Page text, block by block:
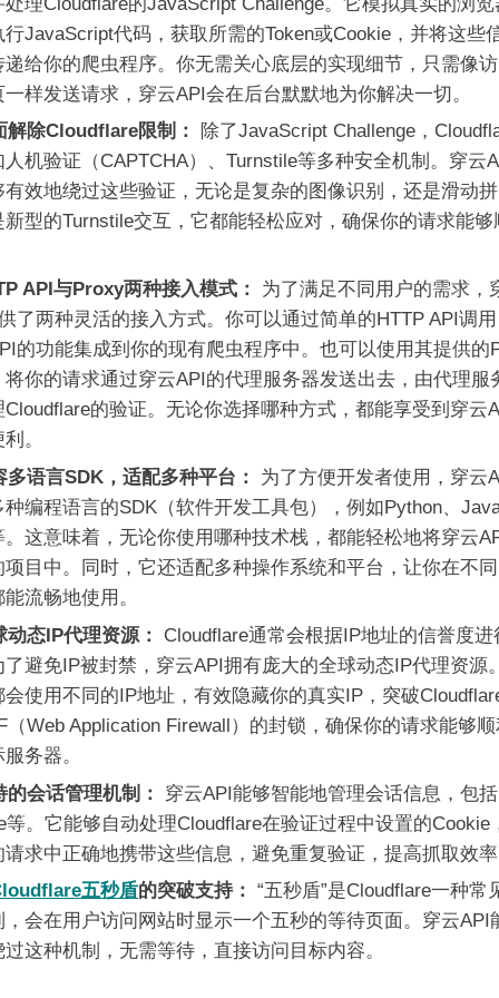
行JavaScript代码，获取所需的Token或Cookie，并将这些
递给你的爬虫程序。你无需关心底层的实现细节，只需像
样发送请求，穿云API会在后台默默地为你解决一切。
解除Cloudflare限制：
除了JavaScript Challenge，
人机验证（CAPTCHA）、Turnstile等多种安全机制。穿云
有效地绕过这些验证，无论是复杂的图像识别，还是滑动
新型的Turnstile交互，它都能轻松应对，确保你的请求能够
API与Proxy两种接入模式：
为了满足不同用户的需求，
了两种灵活的接入方式。你可以通过简单的HTTP API调
的功能集成到你的现有爬虫程序中。也可以使用其提供的
将你的请求通过穿云API的代理服务器发送出去，由代理服
Cloudflare的验证。无论你选择哪种方式，都能享受到穿云
。
多语言SDK，适配多种平台：
为了方便开发者使用，穿云
种编程语言的SDK（软件开发工具包），例如Python、
。这意味着，无论你使用哪种技术栈，都能轻松地将穿云
项目中。同时，它还适配多种操作系统和平台，让你在不
流畅地使用。
动态IP代理资源：
Cloudflare通常会根据IP地址的信誉度进
了避免IP被封禁，穿云API拥有庞大的全球动态IP代理资源
会使用不同的IP地址，有效隐藏你的真实IP，突破
（Web Application Firewall）的封锁，确保你的请求能够
务器。
的会话管理机制：
穿云API能够智能地管理会话信息，包括
等。它能够自动处理Cloudflare在验证过程中设置的Cookie
请求中正确地携带这些信息，避免重复验证，提高抓取效
五秒盾的突破支持： “五秒盾”是Cloudflare一种常
，会在用户访问网站时显示一个五秒的等待页面。穿云API
这种机制，无需等待，直接访问目标内容。